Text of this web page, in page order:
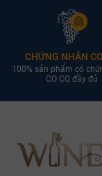
CHỨNG NHẬN
100% sản phẩm có
CO CQ đầy đủ